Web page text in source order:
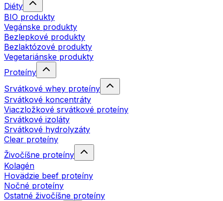
Diéty
BIO produkty
Vegánske produkty
Bezlepkové produkty
Bezlaktózové produkty
Vegetariánske produkty
Proteíny
Srvátkové whey proteíny
Srvátkové koncentráty
Viaczložkové srvátkové proteíny
Srvátkové izoláty
Srvátkové hydrolyzáty
Clear proteíny
Živočíšne proteíny
Kolagén
Hovädzie beef proteíny
Nočné proteíny
Ostatné živočíšne proteíny